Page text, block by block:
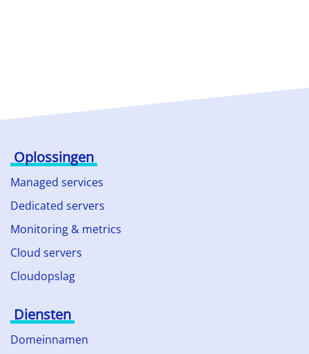
Oplossingen
Managed services
Dedicated servers
Monitoring & metrics
Cloud servers
Cloudopslag
Diensten
Domeinnamen